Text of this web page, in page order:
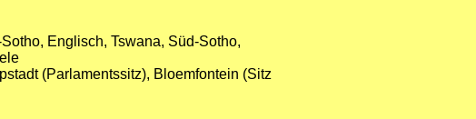
Englisch, Tswana, Süd-Sotho,
(Parlamentssitz), Bloemfontein (Sitz